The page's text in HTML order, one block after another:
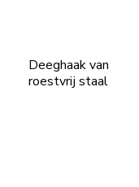
Deeghaak van
roestvrij staal